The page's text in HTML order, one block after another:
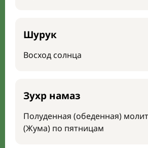
Шурук
Восход солнца
Зухр намаз
Полуденная (обеденная)
(Жума) по пятницам